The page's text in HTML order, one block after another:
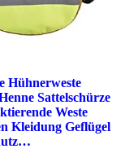
Hühnerweste
Sattelschürze
Weste
Kleidung Geflügel